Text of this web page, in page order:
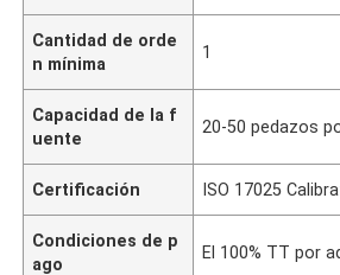
Cantidad de orde
n mínima
1
Capacidad de la f
uente
20-50 pedazos
Certificación ISO 17025
Condiciones de p
ago
El 100% TT por